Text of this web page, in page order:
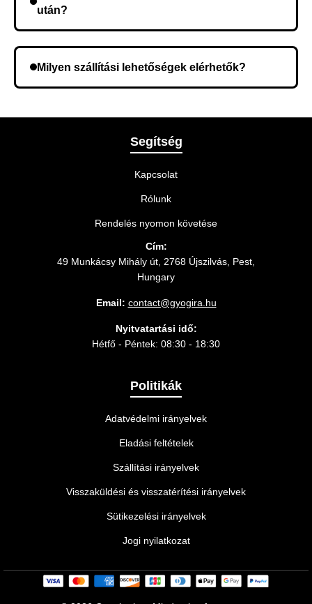
után?
meg a rendelést.
Milyen szállítási lehetőségek elérhetők?
legmegfelelőbb szállítási módot.
Segítség
Kapcsolat
Rólunk
Rendelés nyomon követése
Cím:
49 Munkácsy Mihály út, 2768 Újszilvás, Pest,
Hungary
Email: contact@gyogira.hu
Nyitvatartási idő:
Hétfő - Péntek: 08:30 - 18:30
Politikák
Adatvédelmi irányelvek
Eladási feltételek
Szállítási irányelvek
Visszaküldési és visszatérítési irányelvek
Sütikezelési irányelvek
Jogi nyilatkozat